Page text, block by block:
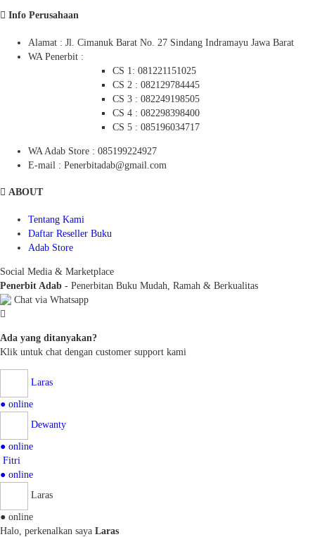
Info Perusahaan
Alamat : Jl. Cimanuk Barat No. 27 Sindang Indramayu Jawa Barat
WA Penerbit :
CS 1: 081221151025
CS 2 : 082129784445
CS 3 : 082249198505
CS 4 : 082298398400
CS 5 : 085196034717
WA Adab Store : 085199224927
E-mail : Penerbitadab@gmail.com
ABOUT
Tentang Kami
Daftar Reseller Buku
Adab Store
Social Media & Marketplace
Penerbit Adab - Penerbitan Buku Mudah, Ramah & Berkualitas
Chat via Whatsapp
Ada yang ditanyakan?
Klik untuk chat dengan customer support kami
Laras
● online
Dewanty
● online
Fitri
● online
Laras
● online
Halo, perkenalkan saya Laras